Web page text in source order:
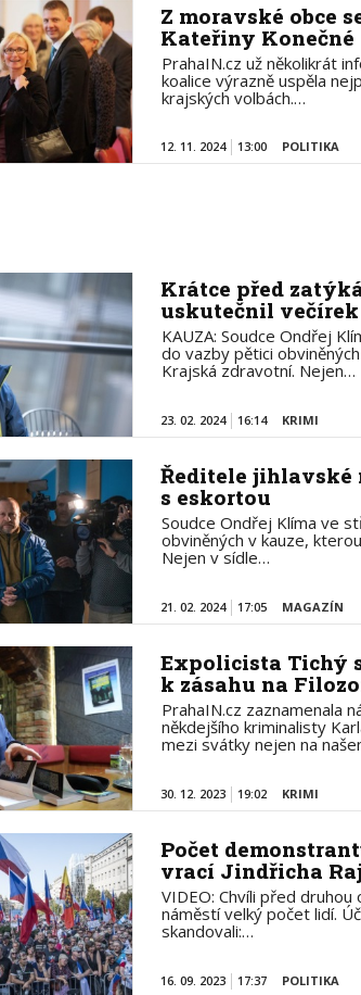
Z moravské obce
Kateřiny Konečné
PrahaIN.cz už několikrát
koalice výrazně uspěla
krajských volbách.…
12. 11. 2024 13:00 POLITIKA
Krátce před
uskutečnil
KAUZA: Soudce Ondřej
do vazby pětici
Krajská zdravotní. Nejen…
23. 02. 2024 16:14 KRIMI
Ředitele jihlavské
s eskortou
Soudce Ondřej Klíma ve
obviněných v kauze,
Nejen v sídle…
21. 02. 2024 17:05 MAGAZÍN
Expolicista Tichý
k zásahu na
PrahaIN.cz zaznamenala
někdejšího kriminalisty
mezi svátky nejen na
30. 12. 2023 19:02 KRIMI
Počet
vrací Jindřicha
VIDEO: Chvíli před
náměstí velký počet lidí.
skandovali:…
16. 09. 2023 17:37 POLITIKA